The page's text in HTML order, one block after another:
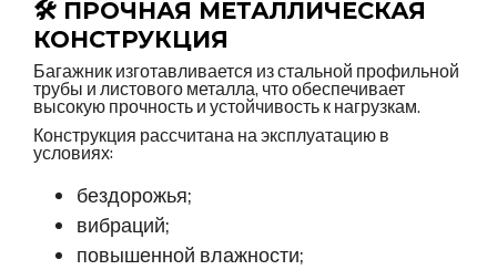
🛠 ПРОЧНАЯ МЕТАЛЛИЧЕСКАЯ
КОНСТРУКЦИЯ
Багажник изготавливается из стальной профильной
трубы и листового металла, что обеспечивает
высокую прочность и устойчивость к нагрузкам.
Конструкция рассчитана на эксплуатацию в
условиях:
бездорожья;
вибраций;
повышенной влажности;